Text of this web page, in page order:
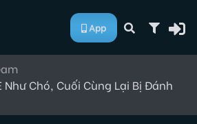
App
Như Chó, Cuối Cùng Lại Bị Đánh